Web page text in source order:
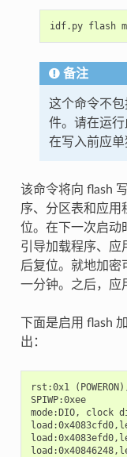
idf.py flash
备注
这个命令不
件。请在运
在写入前应单
该命令将向 flash
序、分区表和应用
位。在下一次启动
引导加载程序、应
后复位。就地加密
一分钟。之后，应
下面是启用 flash
出：
rst:0x1
SPIWP:0xee
mode:DIO, clock